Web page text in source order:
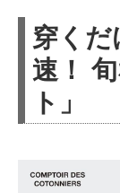
穿くだ
速！
ト」